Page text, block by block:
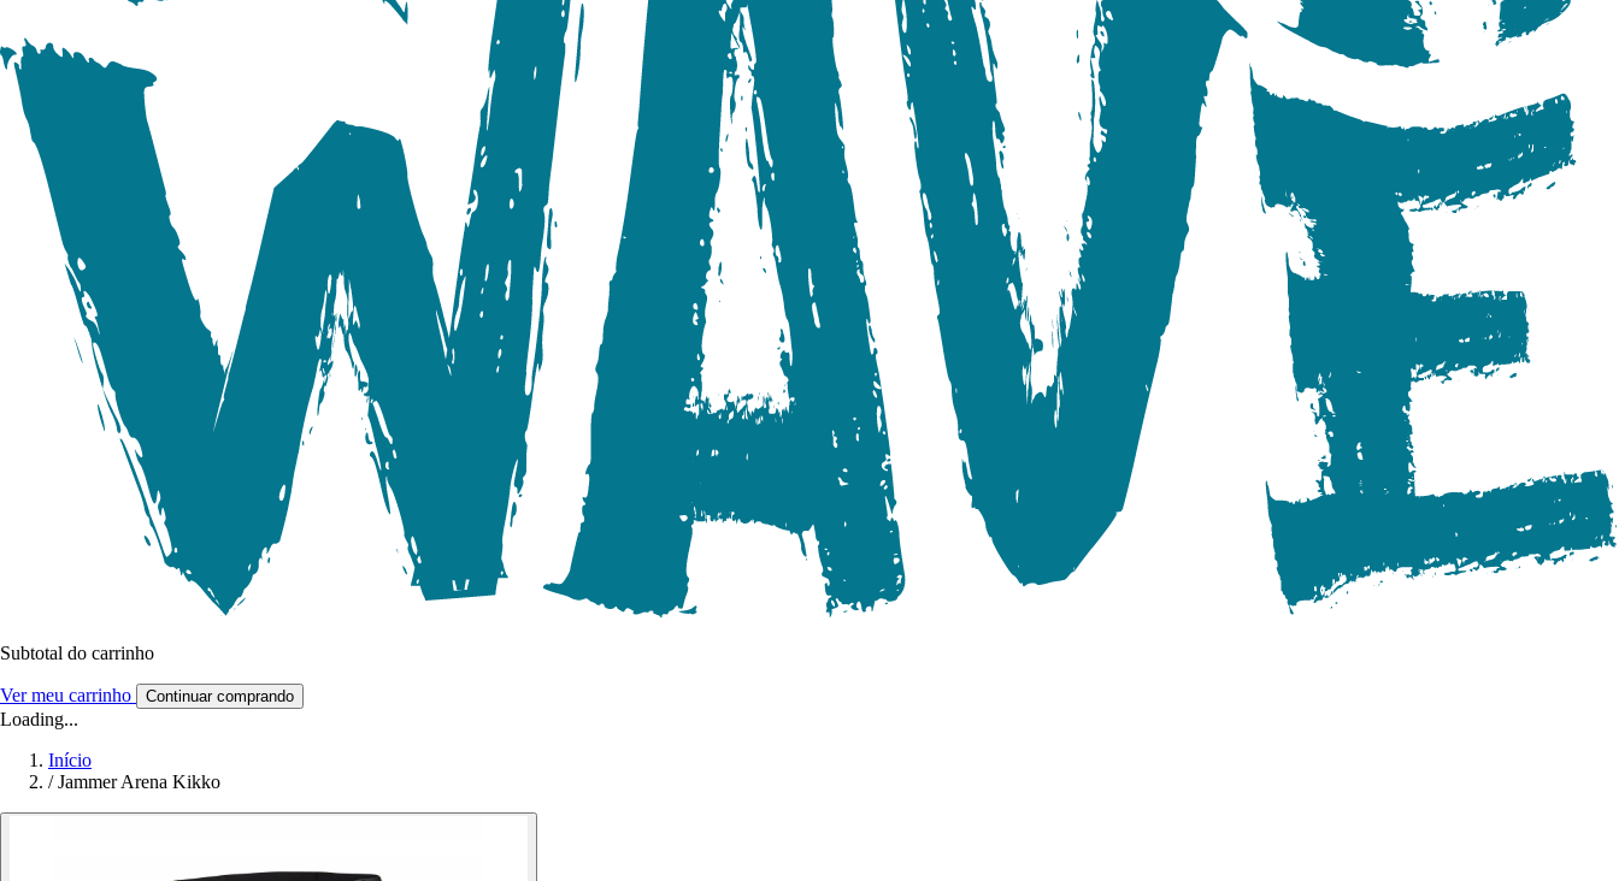
Subtotal do carrinho
Ver meu carrinho Continuar comprando
Loading...
Início
/ Jammer Arena Kikko